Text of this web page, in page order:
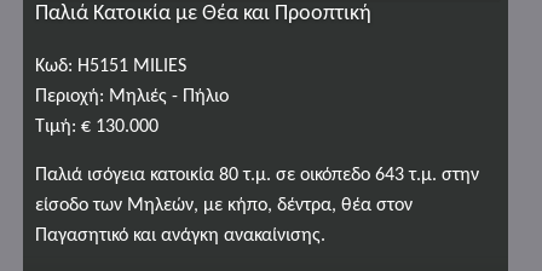
Παλιά Κατοικία με Θέα και Προοπτική
Κωδ: H5151 MILIES
Περιοχή: Μηλιές - Πήλιο
Τιμή: € 130.000
Παλιά ισόγεια κατοικία 80 τ.μ. σε οικόπεδο 643 τ.μ. στην
είσοδο των Μηλεών, με κήπο, δέντρα, θέα στον
Παγασητικό και ανάγκη ανακαίνισης.